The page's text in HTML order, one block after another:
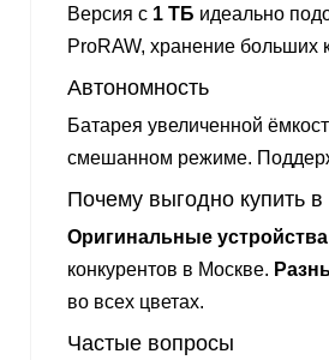
Версия с 1 ТБ идеально
ProRAW, хранение
Автономность
Батарея увеличенной
смешанном режиме.
Почему выгодно купить в
Оригинальные
конкурентов в Москве.
во всех цветах.
Частые вопросы